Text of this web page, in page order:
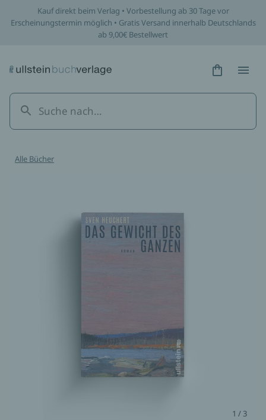
Kauf direkt beim Verlag • Vorbestellung ab 30 Tage vor
Erscheinungstermin möglich • Gratis Versand innerhalb Deutschlands
ab 9,00€ Bestellwert
Hidden
Alle Bücher
1 / 3